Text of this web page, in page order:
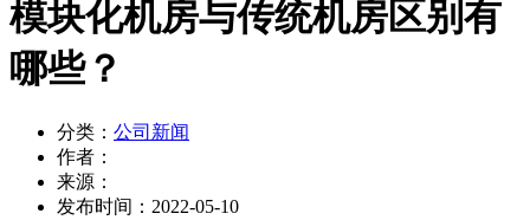
模块化机房与传统机房区别有
哪些？
分类： 公司新闻
作者：
来源：
发布时间： 2022-05-10